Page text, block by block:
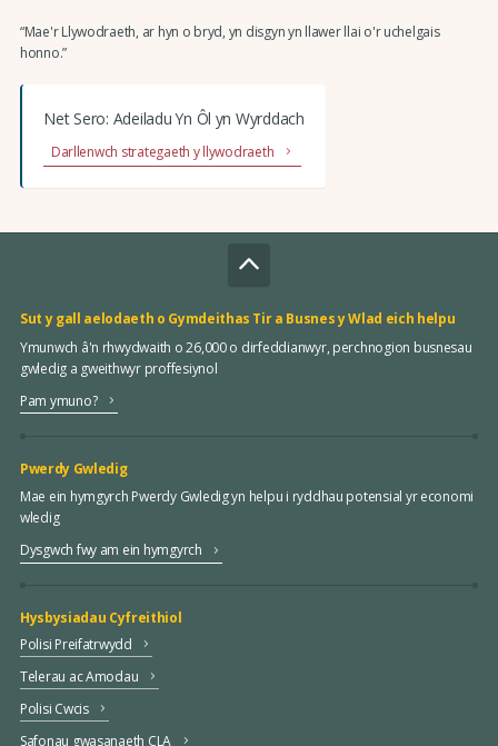
“Mae'r Llywodraeth, ar hyn o bryd, yn disgyn yn llawer llai o'r uchelgais
honno.”
Net Sero: Adeiladu Yn Ôl yn Wyrddach
Darllenwch strategaeth y llywodraeth
Sut y gall aelodaeth o Gymdeithas Tir a Busnes y Wlad eich helpu
Ymunwch â'n rhwydwaith o 26,000 o dirfeddianwyr, perchnogion busnesau
gwledig a gweithwyr proffesiynol
Pam ymuno?
Pwerdy Gwledig
Mae ein hymgyrch Pwerdy Gwledig yn helpu i ryddhau potensial yr economi
wledig
Dysgwch fwy am ein hymgyrch
Hysbysiadau Cyfreithiol
Polisi Preifatrwydd
Telerau ac Amodau
Polisi Cwcis
Safonau gwasanaeth CLA